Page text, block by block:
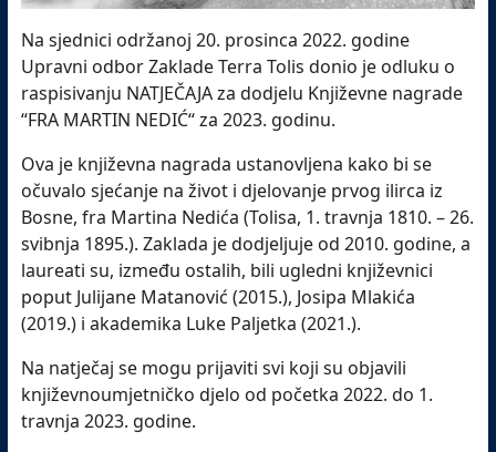
Na sjednici održanoj 20. prosinca 2022. godine
Upravni odbor Zaklade Terra Tolis donio je odluku o
raspisivanju NATJEČAJA za dodjelu Književne nagrade
“FRA MARTIN NEDIĆ“ za 2023. godinu.
Ova je književna nagrada ustanovljena kako bi se
očuvalo sjećanje na život i djelovanje prvog ilirca iz
Bosne, fra Martina Nedića (Tolisa, 1. travnja 1810. – 26.
svibnja 1895.). Zaklada je dodjeljuje od 2010. godine, a
laureati su, između ostalih, bili ugledni književnici
poput Julijane Matanović (2015.), Josipa Mlakića
(2019.) i akademika Luke Paljetka (2021.).
Na natječaj se mogu prijaviti svi koji su objavili
književnoumjetničko djelo od početka 2022. do 1.
travnja 2023. godine.